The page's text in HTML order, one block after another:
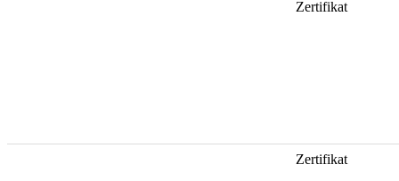
Zertifikat
Zertifikat